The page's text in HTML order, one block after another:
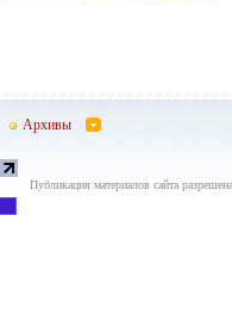
Архивы
Публикация материалов сайта